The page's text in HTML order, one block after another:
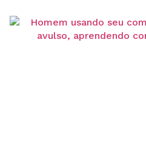
e-mail marketing continua
habilidades mais